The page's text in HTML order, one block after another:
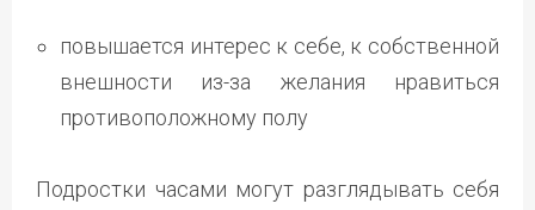
повышается интерес к себе, к собственной
внешности из-за желания нравиться
противоположному полу
Подростки часами могут разглядывать себя